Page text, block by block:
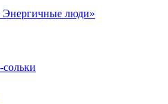
Энергичные люди»